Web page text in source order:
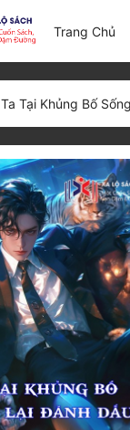
Trang Chủ
Ta Tại Khủng Bố